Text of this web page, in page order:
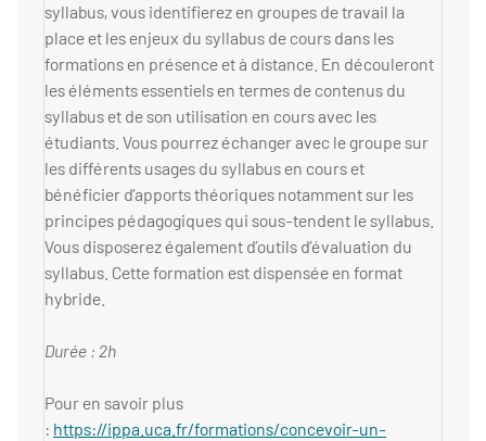
syllabus, vous identifierez en groupes de travail la
place et les enjeux du syllabus de cours dans les
formations en présence et à distance. En découleront
les éléments essentiels en termes de contenus du
syllabus et de son utilisation en cours avec les
étudiants. Vous pourrez échanger avec le groupe sur
les différents usages du syllabus en cours et
bénéficier d’apports théoriques notamment sur les
principes pédagogiques qui sous-tendent le syllabus.
Vous disposerez également d’outils d’évaluation du
syllabus. Cette formation est dispensée en format
hybride.
Durée : 2h
Pour en savoir plus
: https://ippa.uca.fr/formations/concevoir-un-